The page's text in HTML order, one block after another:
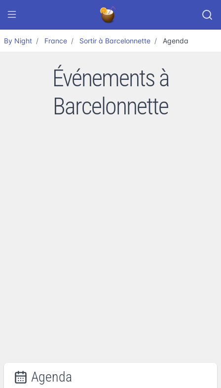
By Night France Sortir à Barcelonnette Agenda
Événements à
Barcelonnette
Agenda